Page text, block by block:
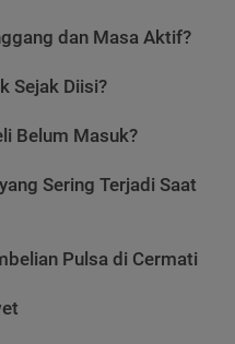
dan Masa Aktif?
Sejak Diisi?
Belum Masuk?
Sering Terjadi Saat
Pulsa di Cermati